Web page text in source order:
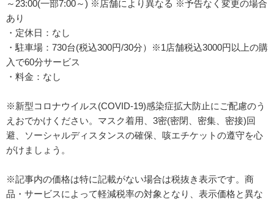
～23:00(一部7:00～) ※店舗により異なる ※予告なく変更の場合
あり
・定休日：なし
・駐車場：730台(税込300円/30分）※1店舗税込3000円以上の購
入で60分サービス
・料金：なし
※新型コロナウイルス(COVID-19)感染症拡大防止にご配慮のう
えおでかけください。マスク着用、3密(密閉、密集、密接)回
避、ソーシャルディスタンスの確保、咳エチケットの遵守を心
がけましょう。
※記事内の価格は特に記載がない場合は税抜き表示です。商
品・サービスによって軽減税率の対象となり、表示価格と異な